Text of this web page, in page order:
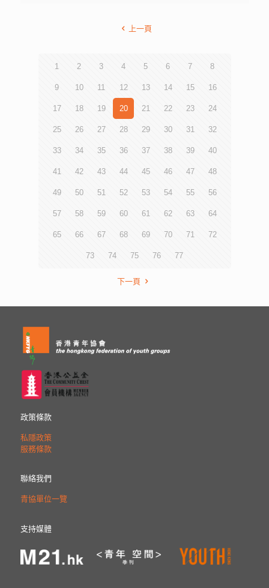
上一頁
1 2 3 4 5 6 7 8
9 10 11 12 13 14 15 16
17 18 19 20 21 22 23 24
25 26 27 28 29 30 31 32
33 34 35 36 37 38 39 40
41 42 43 44 45 46 47 48
49 50 51 52 53 54 55 56
57 58 59 60 61 62 63 64
65 66 67 68 69 70 71 72
73 74 75 76 77
下一頁
政策條款
私隱政策
服務條款
聯絡我們
青協單位一覽
支持媒體